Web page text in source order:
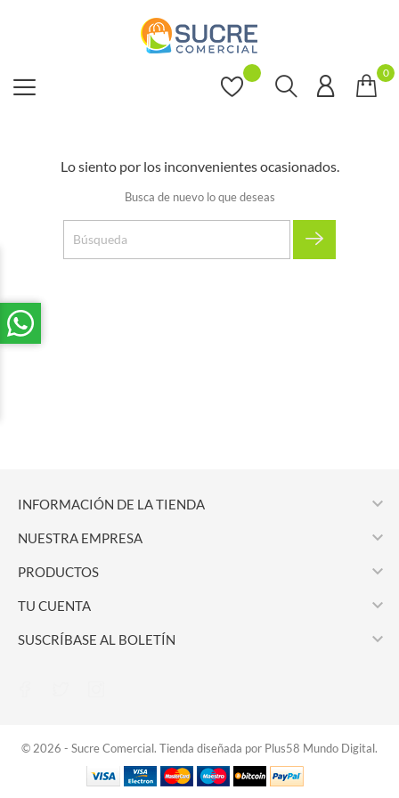
0
Lo siento por los inconvenientes ocasionados.
Busca de nuevo lo que deseas
INFORMACIÓN DE LA TIENDA 
NUESTRA EMPRESA 
PRODUCTOS 
TU CUENTA 
SUSCRÍBASE AL BOLETÍN 
© 2026 - Sucre Comercial. Tienda diseñada por Plus58 Mundo Digital.